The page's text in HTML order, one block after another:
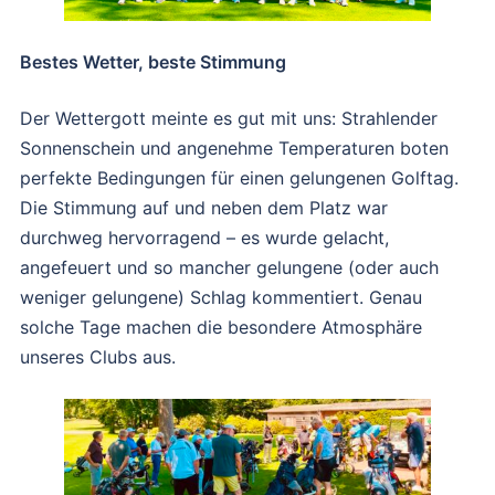
Bestes Wetter, beste Stimmung
Der Wettergott meinte es gut mit uns: Strahlender
Sonnenschein und angenehme Temperaturen boten
perfekte Bedingungen für einen gelungenen Golftag.
Die Stimmung auf und neben dem Platz war
durchweg hervorragend – es wurde gelacht,
angefeuert und so mancher gelungene (oder auch
weniger gelungene) Schlag kommentiert. Genau
solche Tage machen die besondere Atmosphäre
unseres Clubs aus.